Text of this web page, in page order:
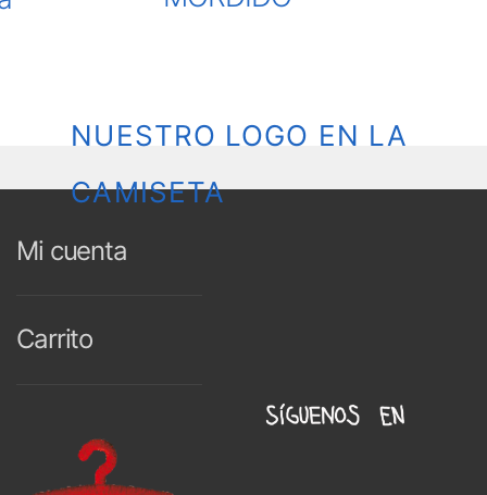
NUESTRO LOGO EN LA
CAMISETA
Mi cuenta
Carrito